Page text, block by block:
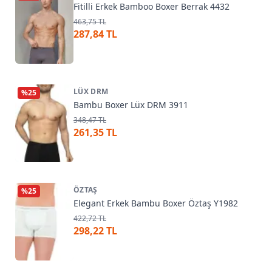
Fitilli Erkek Bamboo Boxer Berrak 4432
463,75 TL
287,84 TL
%25 LÜX DRM
Bambu Boxer Lüx DRM 3911
348,47 TL
261,35 TL
%25 ÖZTAŞ
Elegant Erkek Bambu Boxer Öztaş Y1982
422,72 TL
298,22 TL